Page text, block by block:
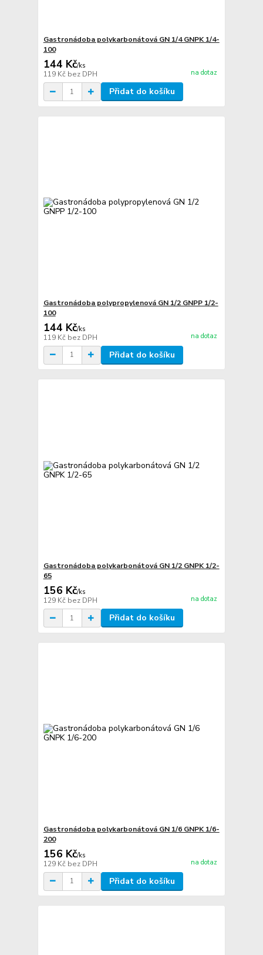
Gastronádoba polykarbonátová GN 1/4 GNPK 1/4-
100
144 Kč/ks
119 Kč bez DPH na dotaz
Přidat do košíku
Gastronádoba polypropylenová GN 1/2 GNPP 1/2-
100
144 Kč/ks
119 Kč bez DPH na dotaz
Přidat do košíku
Gastronádoba polykarbonátová GN 1/2 GNPK 1/2-
65
156 Kč/ks
129 Kč bez DPH na dotaz
Přidat do košíku
Gastronádoba polykarbonátová GN 1/6 GNPK 1/6-
200
156 Kč/ks
129 Kč bez DPH na dotaz
Přidat do košíku